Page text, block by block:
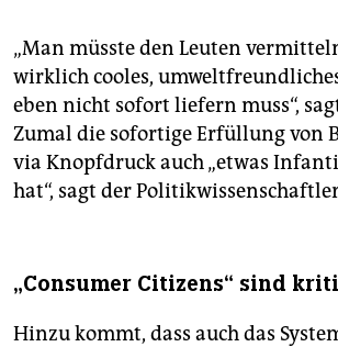
„Man müsste den Leuten
wirklich cooles,
eben nicht sofort liefern muss“,
Zumal die sofortige Erfüllung von
via Knopfdruck auch „etwas
hat“, sagt der
„Consumer Citizens“ sind
Hinzu kommt, dass auch das